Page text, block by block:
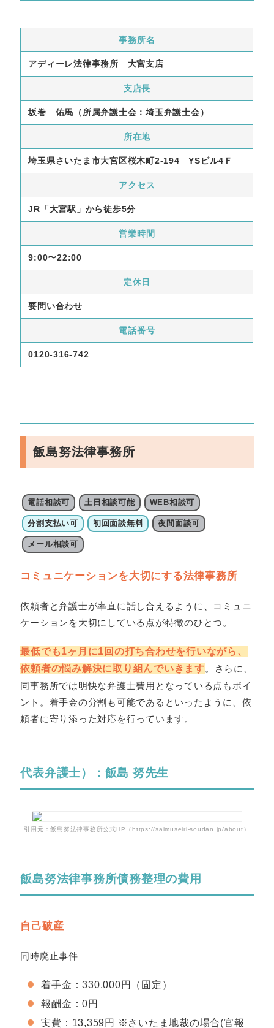
事務所名
アディーレ法律事務所 大宮支店
支店長
坂巻 佑馬（所属弁護士会：埼玉弁護士会）
所在地
埼玉県さいたま市大宮区桜木町2-194 YSビル4Ｆ
アクセス
JR「大宮駅」から徒歩5分
営業時間
9:00〜22:00
定休日
要問い合わせ
電話番号
0120-316-742
飯島努法律事務所
電話相談可 土日相談可能 WEB相談可
分割支払い可 初回面談無料 夜間面談可
メール相談可
コミュニケーションを大切にする法律事務所
依頼者と弁護士が率直に話し合えるように、コミュニ
ケーションを大切にしている点が特徴のひとつ。
最低でも1ヶ月に1回の打ち合わせを行いながら、
依頼者の悩み解決に取り組んでいきます。さらに、
同事務所では明快な弁護士費用となっている点もポイ
ント。着手金の分割も可能であるといったように、依
頼者に寄り添った対応を行っています。
代表弁護士）：飯島 努先生
引用元：飯島努法律事務所公式HP（https://saimuseiri-soudan.jp/about）
飯島努法律事務所債務整理の費用
自己破産
同時廃止事件
着手金：330,000円（固定）
報酬金：0円
実費：13,359円 ※さいたま地裁の場合(官報